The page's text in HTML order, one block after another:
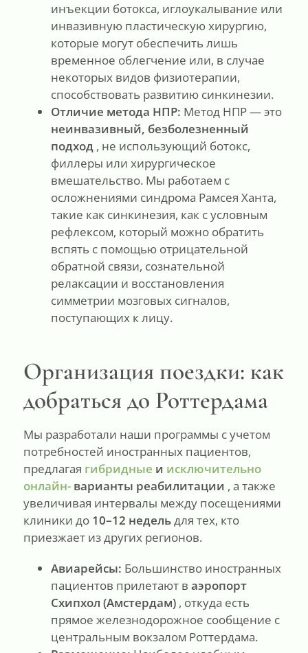
инъекции ботокса, иглоукалывание или
инвазивную пластическую хирургию,
которые могут обеспечить лишь
временное облегчение или, в случае
некоторых видов физиотерапии,
способствовать развитию синкинезии.
Отличие метода НПР: Метод НПР — это
неинвазивный, безболезненный
подход, не использующий ботокс,
филлеры или хирургическое
вмешательство. Мы работаем с
осложнениями синдрома Рамсея Ханта,
такие как синкинезия, как с условным
рефлексом, который можно обратить
вспять с помощью отрицательной
обратной связи, сознательной
релаксации и восстановления
симметрии мозговых сигналов,
поступающих к лицу.
Организация поездки: как
добраться до Роттердама
Мы разработали наши программы с учетом
потребностей иностранных пациентов,
предлагая гибридные и исключительно
онлайн-варианты реабилитации , а также
увеличивая интервалы между посещениями
клиники до 10–12 недельдля тех, кто
приезжает из других регионов.
Авиарейсы: Большинство иностранных
пациентов прилетают в аэропорт
Схипхол (Амстердам), откуда есть
прямое железнодорожное сообщение с
центральным вокзалом Роттердама.